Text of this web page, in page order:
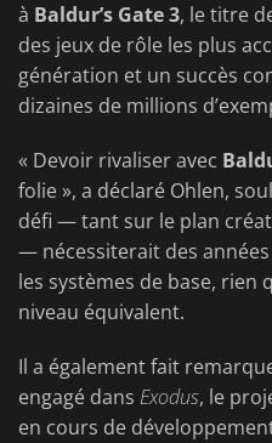
à Baldur’s Gate 3, le titre
des jeux de rôle les plus
génération et un succès
dizaines de millions
« Devoir rivaliser avec
folie », a déclaré Ohlen,
défi — tant sur le plan
— nécessiterait des
les systèmes de base,
niveau équivalent.
Il a également fait
engagé dans Exodus, le
en cours de